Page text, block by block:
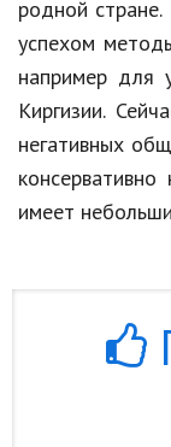
родной
успехом
например для
Киргизии.
негативных
имеет